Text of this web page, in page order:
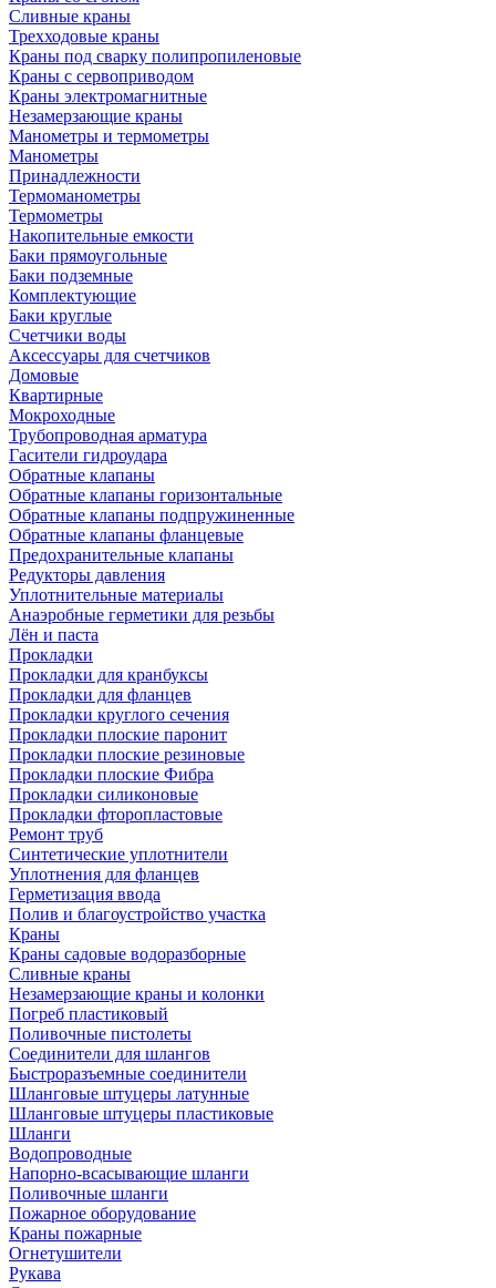
Сливные краны
Трехходовые краны
Краны под сварку полипропиленовые
Краны с сервоприводом
Краны электромагнитные
Незамерзающие краны
Манометры и термометры
Манометры
Принадлежности
Термоманометры
Термометры
Накопительные емкости
Баки прямоугольные
Баки подземные
Комплектующие
Баки круглые
Счетчики воды
Аксессуары для счетчиков
Домовые
Квартирные
Мокроходные
Трубопроводная арматура
Гасители гидроудара
Обратные клапаны
Обратные клапаны горизонтальные
Обратные клапаны подпружиненные
Обратные клапаны фланцевые
Предохранительные клапаны
Редукторы давления
Уплотнительные материалы
Анаэробные герметики для резьбы
Лён и паста
Прокладки
Прокладки для кранбуксы
Прокладки для фланцев
Прокладки круглого сечения
Прокладки плоские паронит
Прокладки плоские резиновые
Прокладки плоские Фибра
Прокладки силиконовые
Прокладки фторопластовые
Ремонт труб
Синтетические уплотнители
Уплотнения для фланцев
Герметизация ввода
Полив и благоустройство участка
Краны
Краны садовые водоразборные
Сливные краны
Незамерзающие краны и колонки
Погреб пластиковый
Поливочные пистолеты
Соединители для шлангов
Быстроразъемные соединители
Шланговые штуцеры латунные
Шланговые штуцеры пластиковые
Шланги
Водопроводные
Напорно-всасывающие шланги
Поливочные шланги
Пожарное оборудование
Краны пожарные
Огнетушители
Рукава